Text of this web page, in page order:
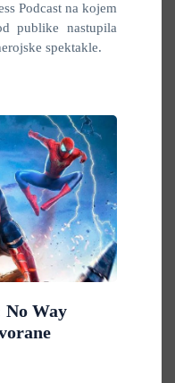
Podcast na kojem
publike nastupila
spektakle.
Way